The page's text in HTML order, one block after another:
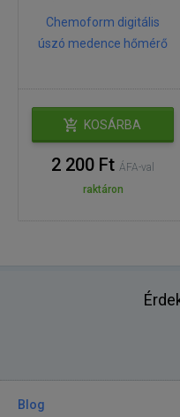
Chemoform digitális
úszó medence hőmérő
KOSÁRBA
2 200 Ft ÁFA-val
raktáron
Blog